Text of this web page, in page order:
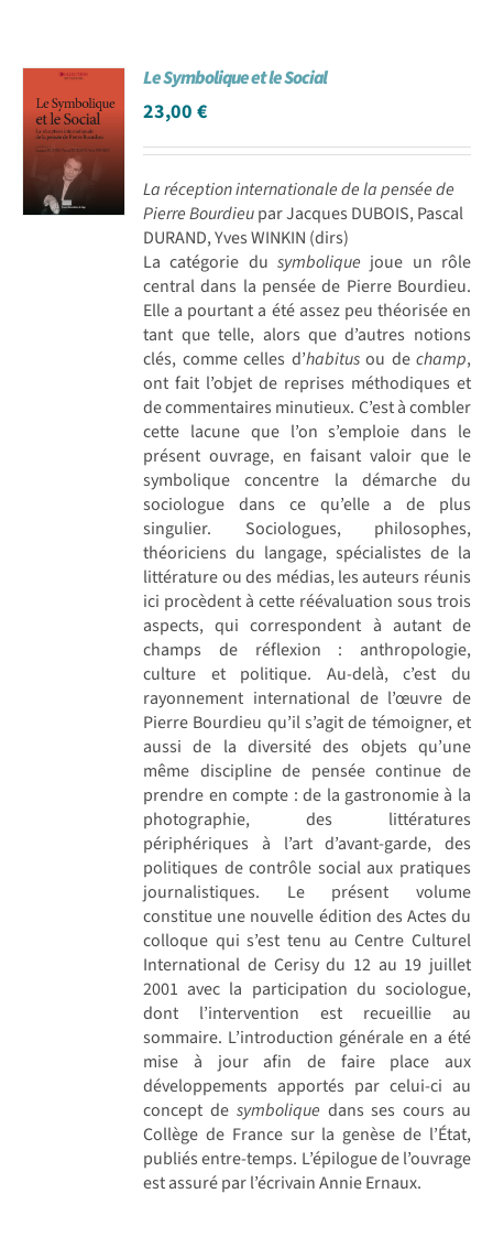
Le Symbolique et le Social
23,00€
La réception internationale de la pensée de
Pierre Bourdieupar Jacques DUBOIS, Pascal
DURAND, Yves WINKIN (dirs)
La catégorie dusymbolique joue un rôle
central dans la pensée de Pierre Bourdieu.
Elle a pourtant a été assez peu théorisée en
tant que telle, alors que d’autres notions
clés, comme celles d’habitusou de champ,
ont fait l’objet de reprises méthodiques et
de commentaires minutieux. C’est à combler
cette lacune que l’on s’emploie dans le
présent ouvrage, en faisant valoir que le
symbolique concentre la démarche du
sociologue dans ce qu’elle a de plus
singulier. Sociologues, philosophes,
théoriciens du langage, spécialistes de la
littérature ou des médias, les auteurs réunis
ici procèdent à cette réévaluation sous trois
aspects, qui correspondent à autant de
champs de réflexion : anthropologie,
culture et politique. Au-delà, c’est du
rayonnement international de l’œuvre de
Pierre Bourdieu qu’il s’agit de témoigner, et
aussi de la diversité des objets qu’une
même discipline de pensée continue de
prendre en compte : de la gastronomie à la
photographie, des littératures
périphériques à l’art d’avant-garde, des
politiques de contrôle social aux pratiques
journalistiques. Le présent volume
constitue une nouvelle édition des Actes du
colloque qui s’est tenu au Centre Culturel
International de Cerisy du 12 au 19 juillet
2001 avec la participation du sociologue,
dont l’intervention est recueillie au
sommaire. L’introduction générale en a été
mise à jour afin de faire place aux
développements apportés par celui-ci au
concept de symbolique dans ses cours au
Collège de France sur la genèse de l’État,
publiés entre-temps. L’épilogue de l’ouvrage
est assuré par l’écrivain Annie Ernaux.